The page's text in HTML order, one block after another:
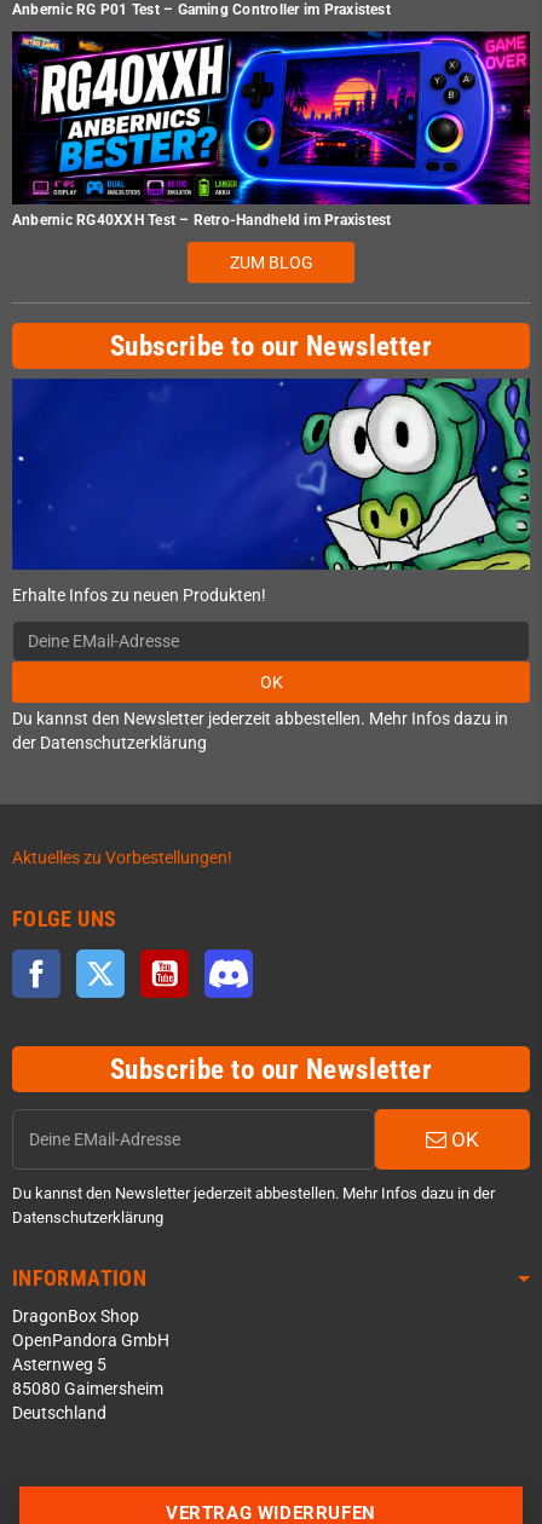
Anbernic RG P01 Test – Gaming Controller im Praxistest
Anbernic RG40XXH Test – Retro-Handheld im Praxistest
ZUM BLOG
Subscribe to our Newsletter
Erhalte Infos zu neuen Produkten!
OK
Du kannst den Newsletter jederzeit abbestellen. Mehr Infos dazu in
der Datenschutzerklärung
Aktuelles zu Vorbestellungen!
FOLGE UNS
Facebook Twitter YouTube
Subscribe to our Newsletter
OK
Du kannst den Newsletter jederzeit abbestellen. Mehr Infos dazu in der
Datenschutzerklärung
INFORMATION
DragonBox Shop
OpenPandora GmbH
Asternweg 5
85080 Gaimersheim
Deutschland
VERTRAG WIDERRUFEN